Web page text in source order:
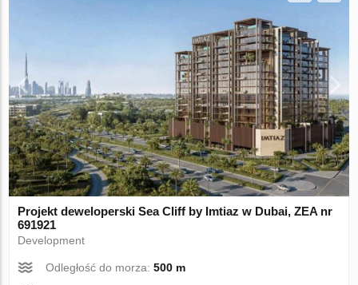
Projekt deweloperski Sea Cliff by Imtiaz w Dubai, ZEA nr
691921
Development
Odległość do morza:500 m